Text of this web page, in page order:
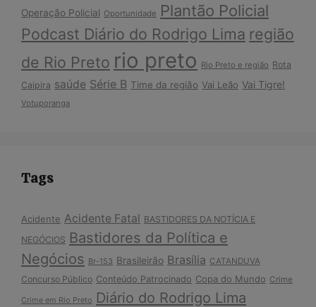
Operação Policial Oportunidade Plantão Policial
Podcast Diário do Rodrigo Lima região
de Rio Preto rio preto Rio Preto e região Rota
Caipira saúde Série B Time da região Vai Leão Vai Tigre!
Votuporanga
Tags
Acidente Acidente Fatal BASTIDORES DA NOTÍCIA E
NEGÓCIOS Bastidores da Política e
Negócios Br-153 Brasileirão Brasília CATANDUVA
Concurso Público Conteúdo Patrocinado Copa do Mundo Crime
Crime em Rio Preto Diário do Rodrigo Lima